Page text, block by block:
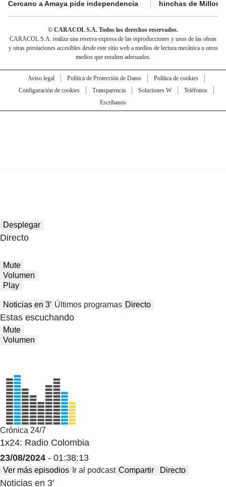
Cercano a Amaya pide independencia
hinchas de
© CARACOL S.A. Todos los derechos reservados.
CARACOL S.A. realiza una reserva expresa de las reproducciones y usos de las obras
y otras prestaciones accesibles desde este sitio web a medios de lectura mecánica u otros
medios que resulten adecuados.
Aviso legal Política de Protección de Datos
Política de cookies
Configuración de cookies
Transparencia Soluciones W
Teléfonos
Escríbanos
Desplegar
Directo
Mute
Volumen
Play
Noticias en 3′ Últimos programas Directo
Estas escuchando
Mute
Volumen
Crónica 24/7
1x24: Radio Colombia
23/08/2024 - 01:38:13
Ver más episodios Ir al podcast Compartir Directo
Noticias en 3′